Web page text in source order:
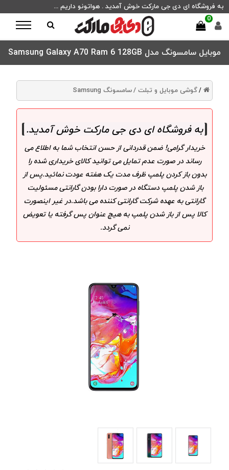
به فروشگاه ای دی جی مارکت خوش آمدید . هواتونو داریم ...
0
موبایل سامسونگ مدل Samsung Galaxy A70 Ram 6 128GB
/گوشی موبایل و تبلت /سامسونگ Samsung
به فروشگاه ای دی جی مارکت خوش آمدید.
خریدار گرامی! ضمن قدردانی از حسن انتخاب شما به اطلاع می
رساند در صورت عدم تمایل می توانید کالای خریداری شده را
بدون باز کردن پلمپ ظرف مدت یک هفته عودت نمائید.پس از
باز شدن پلمپ دستگاه در صورت دارا بودن گارانتی مسئولیت
گارانتی به عهده شرکت گارانتی کننده می باشد.در غیر اینصورت
کالا پس از باز شدن پلمپ به هیچ عنوان پس گرفته یا تعویض
نمی گردد.